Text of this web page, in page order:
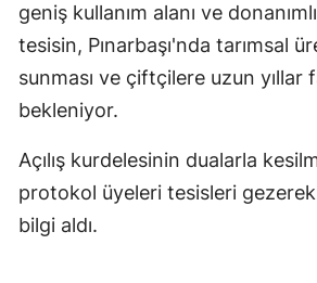
geniş kullanım alanı ve
tesisin, Pınarbaşı'nda tarımsal
sunması ve çiftçilere uzun yıllar
bekleniyor.
Açılış kurdelesinin dualarla
protokol üyeleri tesisleri
bilgi aldı.